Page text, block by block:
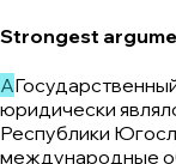
Strongest
A
юридически
Республики
международные